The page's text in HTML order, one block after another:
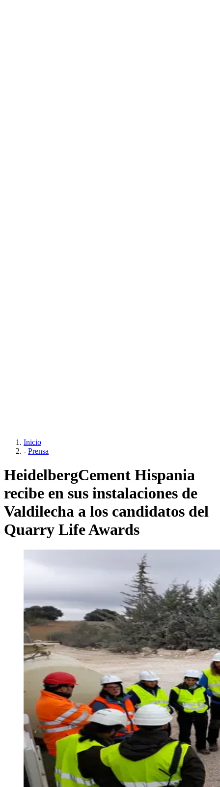
Inicio
- Prensa
HeidelbergCement Hispania
recibe en sus instalaciones de
Valdilecha a los candidatos del
Quarry Life Awards